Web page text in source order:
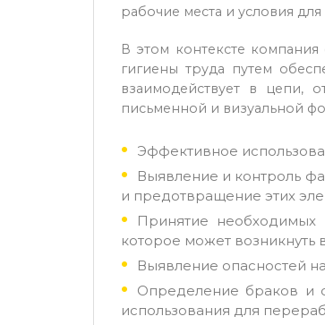
рабочие места и условия
В этом контексте
гигиены труда путем
взаимодействует в цепи,
письменной и визуальной
Эффективное
Выявление и контроль
и предотвращение этих
Принятие
которое может возникнуть
Выявление опасностей
Определение браков и
использования для